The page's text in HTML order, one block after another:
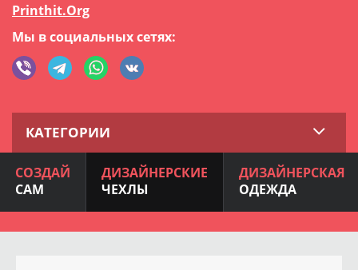
Printhit.Org
Мы в социальных сетях:
КАТЕГОРИИ
СОЗДАЙ
САМ
ДИЗАЙНЕРСКИЕ
ЧЕХЛЫ
ДИЗАЙНЕРСКАЯ
ОДЕЖДА